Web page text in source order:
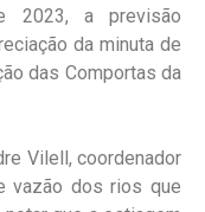
2023, a previsão
da minuta de
das Comportas da
Vilell, coordenador
vazão dos rios que